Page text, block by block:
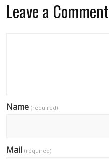
Leave a Comment
Name(required)
Mail(required)